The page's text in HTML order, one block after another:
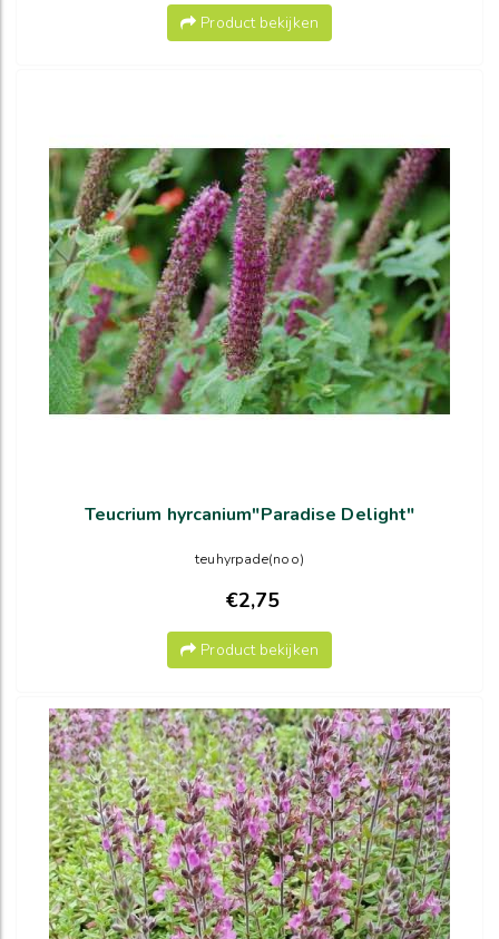
Product bekijken
Teucrium hyrcanium"Paradise Delight"
teuhyrpade(noo)
€2,75
Product bekijken